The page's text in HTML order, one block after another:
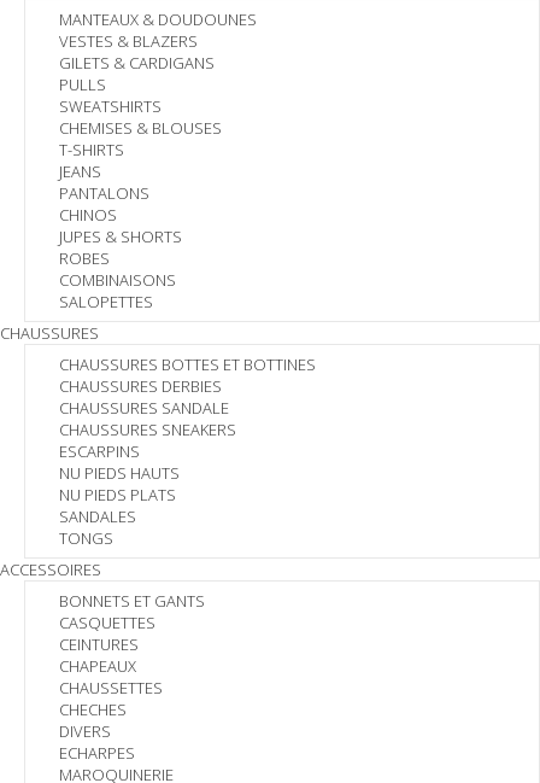
MANTEAUX & DOUDOUNES
VESTES & BLAZERS
GILETS & CARDIGANS
PULLS
SWEATSHIRTS
CHEMISES & BLOUSES
T-SHIRTS
JEANS
PANTALONS
CHINOS
JUPES & SHORTS
ROBES
COMBINAISONS
SALOPETTES
CHAUSSURES
CHAUSSURES BOTTES ET BOTTINES
CHAUSSURES DERBIES
CHAUSSURES SANDALE
CHAUSSURES SNEAKERS
ESCARPINS
NU PIEDS HAUTS
NU PIEDS PLATS
SANDALES
TONGS
ACCESSOIRES
BONNETS ET GANTS
CASQUETTES
CEINTURES
CHAPEAUX
CHAUSSETTES
CHECHES
DIVERS
ECHARPES
MAROQUINERIE